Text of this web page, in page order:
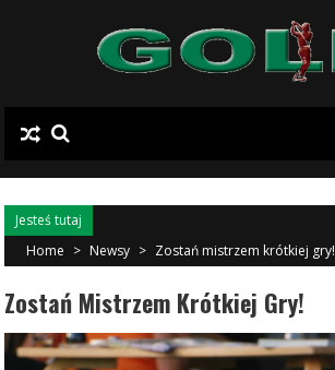
Jesteś tutaj
Home > Newsy > Zostań mistrzem krótkiej gry!
Zostań Mistrzem Krótkiej Gry!